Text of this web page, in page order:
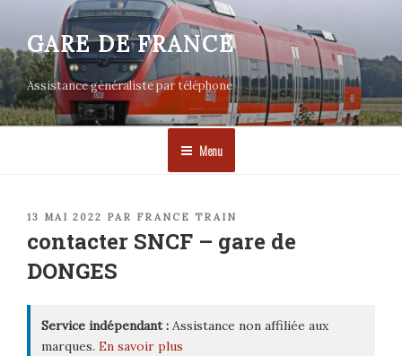
contenu
principal
GARE DE FRANCE
Assistance généraliste par téléphone
Menu
PUBLIÉ
13 MAI 2022 PAR FRANCE TRAIN
contacter SNCF – gare de
DONGES
Service indépendant : Assistance non affiliée aux
marques. En savoir plus